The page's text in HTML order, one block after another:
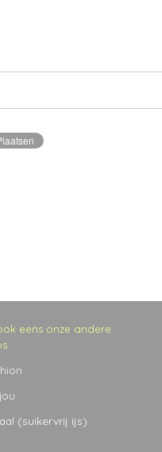
eens onze andere
(suikervrij ijs)